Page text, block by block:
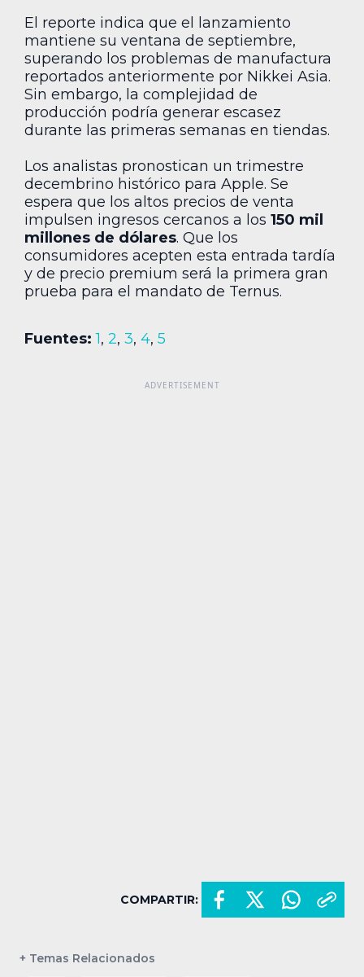
El reporte indica que el lanzamiento
mantiene su ventana de septiembre,
superando los problemas de manufactura
reportados anteriormente por Nikkei Asia.
Sin embargo, la complejidad de
producción podría generar escasez
durante las primeras semanas en tiendas.
Los analistas pronostican un trimestre
decembrino histórico para Apple. Se
espera que los altos precios de venta
impulsen ingresos cercanos a los 150 mil
millones de dólares. Que los
consumidores acepten esta entrada tardía
y de precio premium será la primera gran
prueba para el mandato de Ternus.
Fuentes: 1, 2, 3, 4, 5
COMPARTIR:
+ Temas Relacionados